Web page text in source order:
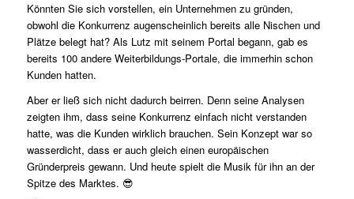
Könnten Sie sich vorstellen, ein Unternehmen zu gründen,
obwohl die Konkurrenz augenscheinlich bereits alle Nischen und
Plätze belegt hat? Als Lutz mit seinem Portal begann, gab es
bereits 100 andere Weiterbildungs-Portale, die immerhin schon
Kunden hatten.
Aber er ließ sich nicht dadurch beirren. Denn seine Analysen
zeigten ihm, dass seine Konkurrenz einfach nicht verstanden
hatte, was die Kunden wirklich brauchen. Sein Konzept war so
wasserdicht, dass er auch gleich einen europäischen
Gründerpreis gewann. Und heute spielt die Musik für ihn an der
Spitze des Marktes. 😎